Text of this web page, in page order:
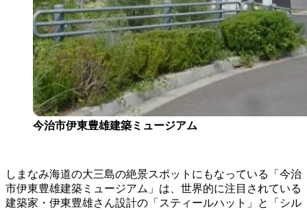
今治市伊東豊雄建築ミュージアム
しまなみ海道の大三島の絶景スポットにもなっている「今治
市伊東豊雄建築ミュージアム」は、世界的に注目されている
建築家・伊東豊雄さん設計の「スティールハット」と「シル